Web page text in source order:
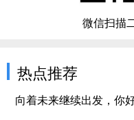
微信扫描
热点推荐
向着未来继续出发，你